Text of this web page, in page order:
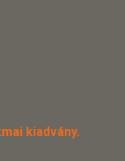
kiadvány.